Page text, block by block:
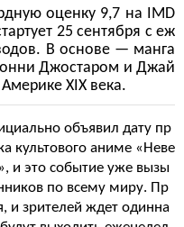
оценку 9,7 на IMD
25 сентября с еж
В основе — манга
Джостаром и Джай
XIX века.
объявил дату пр
культового аниме «Неве
и это событие уже вызы
по всему миру. Пр
и зрителей ждет одинна